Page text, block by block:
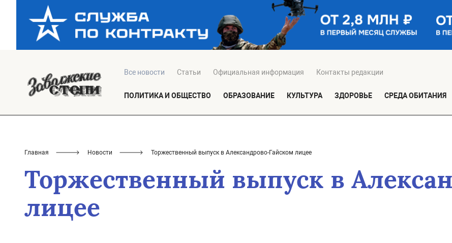
Все новости Статьи Официальная информация Контакты редакции
ПОЛИТИКА И ОБЩЕСТВО ОБРАЗОВАНИЕ КУЛЬТУРА ЗДОРОВЬЕ СРЕДА ОБИТАНИЯ
Главная Новости Торжественный выпуск в Александрово-Гайском лицее
Торжественный выпуск в
лицее